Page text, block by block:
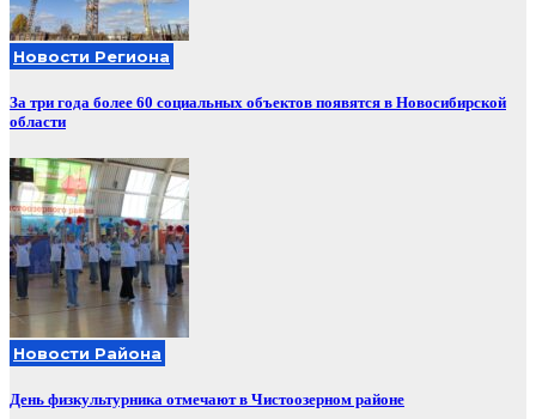
Новости Региона
За три года более 60 социальных объектов появятся в Новосибирской
области
Новости Района
День физкультурника отмечают в Чистоозерном районе